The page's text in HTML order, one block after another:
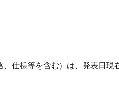
仕様等を含む）は、発表日